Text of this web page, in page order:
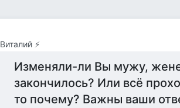
Виталий ⚡️
Изменяли-ли Вы мужу,
закончилось? Или всё
то почему? Важны ваши